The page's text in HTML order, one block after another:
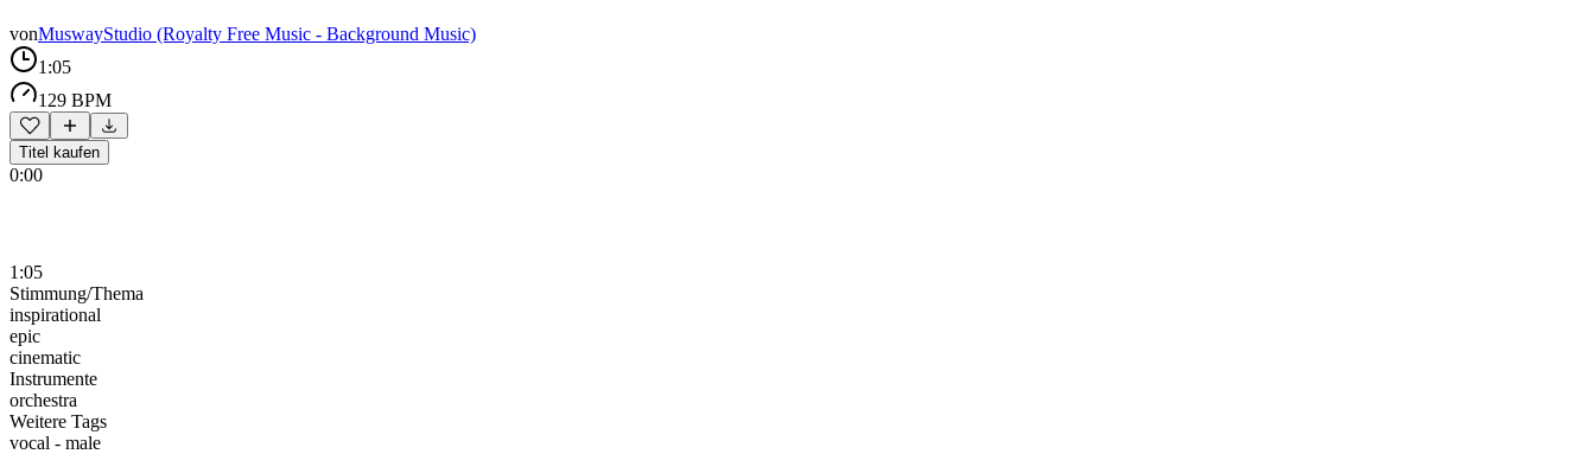
vonMuswayStudio (Royalty Free Music - Background Music)
1:05
129 BPM
Titel kaufen
0:00
1:05
Stimmung/Thema
inspirational
epic
cinematic
Instrumente
orchestra
Weitere Tags
vocal - male